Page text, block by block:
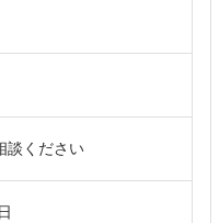
談ください